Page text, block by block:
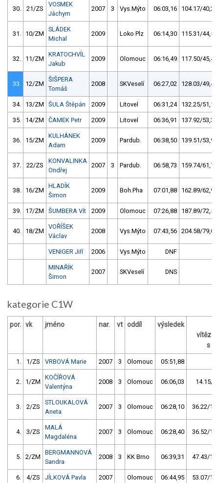
30. 21/ZS
VOSMEK
Jáchym
2007 3 Vys.Mýto 06:03,16 104.17/40,2
31. 10/ZM
SLÁDEK
Michal
2009 Loko Plz 06:14,30 115.31/44,5
32. 11/ZM
KRATOCHVÍL
Jakub
2009 Olomouc 06:16,49 117.50/45,4
33. 12/ZM
ŠIŠPERA
Tomáš
2008 SKVeselí 06:27,02 128.03/49,4
34. 13/ZM ŠULA Štěpán 2009 Litovel 06:31,24 132.25/51,1
35. 14/ZM ČAMEK Petr 2009 Litovel 06:36,91 137.92/53,3
36. 15/ZM
KULHÁNEK
Adam
2009 Pardub. 06:38,50 139.51/53,9
37. 22/ZS
KONVALINKA
Ondřej
2007 3 Pardub. 06:58,73 159.74/61,7
38. 16/ZM
HLADÍK
Šimon
2009 Boh.Pha 07:01,88 162.89/62,9
39. 17/ZM ŠUMBERA Vít 2009 Olomouc 07:26,88 187.89/72,5
40. 18/ZM
VOŘÍŠEK
Václav
2008 Vys.Mýto 07:43,56 204.58/79,0
VENIGER Jiří 2006 Vys.Mýto DNF
MINAŘÍK
Šimon
2007 SKVeselí DNS
kategorie C1W
por. vk jméno nar. vt oddíl výsledek
s /
1. 1/ZS VRBOVÁ Marie 2007 3 Olomouc 05:51,88
2. 1/ZM
KOČÍŘOVÁ
Valentýna
2008 3 Olomouc 06:06,03 14.15/
3. 2/ZS
STLOUKALOVÁ
Aneta
2007 3 Olomouc 06:28,10 36.22/
4. 3/ZS
MALÁ
Magdaléna
2007 3 Olomouc 06:28,40 36.52/
5. 2/ZM
BERGMANNOVÁ
Sandra
2008 3 KK Brno 06:39,31 47.43/
6. 4/ZS JÍLKOVÁ Pavla 2007 Olomouc 06:44,95 53.07/